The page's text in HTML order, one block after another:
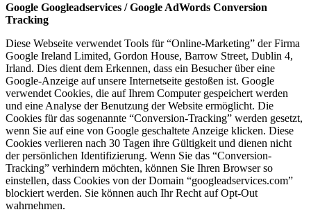
Google Googleadservices / Google AdWords Conversion
Tracking
Diese Webseite verwendet Tools für “Online-Marketing” der Firma
Google Ireland Limited, Gordon House, Barrow Street, Dublin 4,
Irland. Dies dient dem Erkennen, dass ein Besucher über eine
Google-Anzeige auf unsere Internetseite gestoßen ist. Google
verwendet Cookies, die auf Ihrem Computer gespeichert werden
und eine Analyse der Benutzung der Website ermöglicht. Die
Cookies für das sogenannte “Conversion-Tracking” werden gesetzt,
wenn Sie auf eine von Google geschaltete Anzeige klicken. Diese
Cookies verlieren nach 30 Tagen ihre Gültigkeit und dienen nicht
der persönlichen Identifizierung. Wenn Sie das “Conversion-
Tracking” verhindern möchten, können Sie Ihren Browser so
einstellen, dass Cookies von der Domain “googleadservices.com”
blockiert werden. Sie können auch Ihr Recht auf Opt-Out
wahrnehmen.